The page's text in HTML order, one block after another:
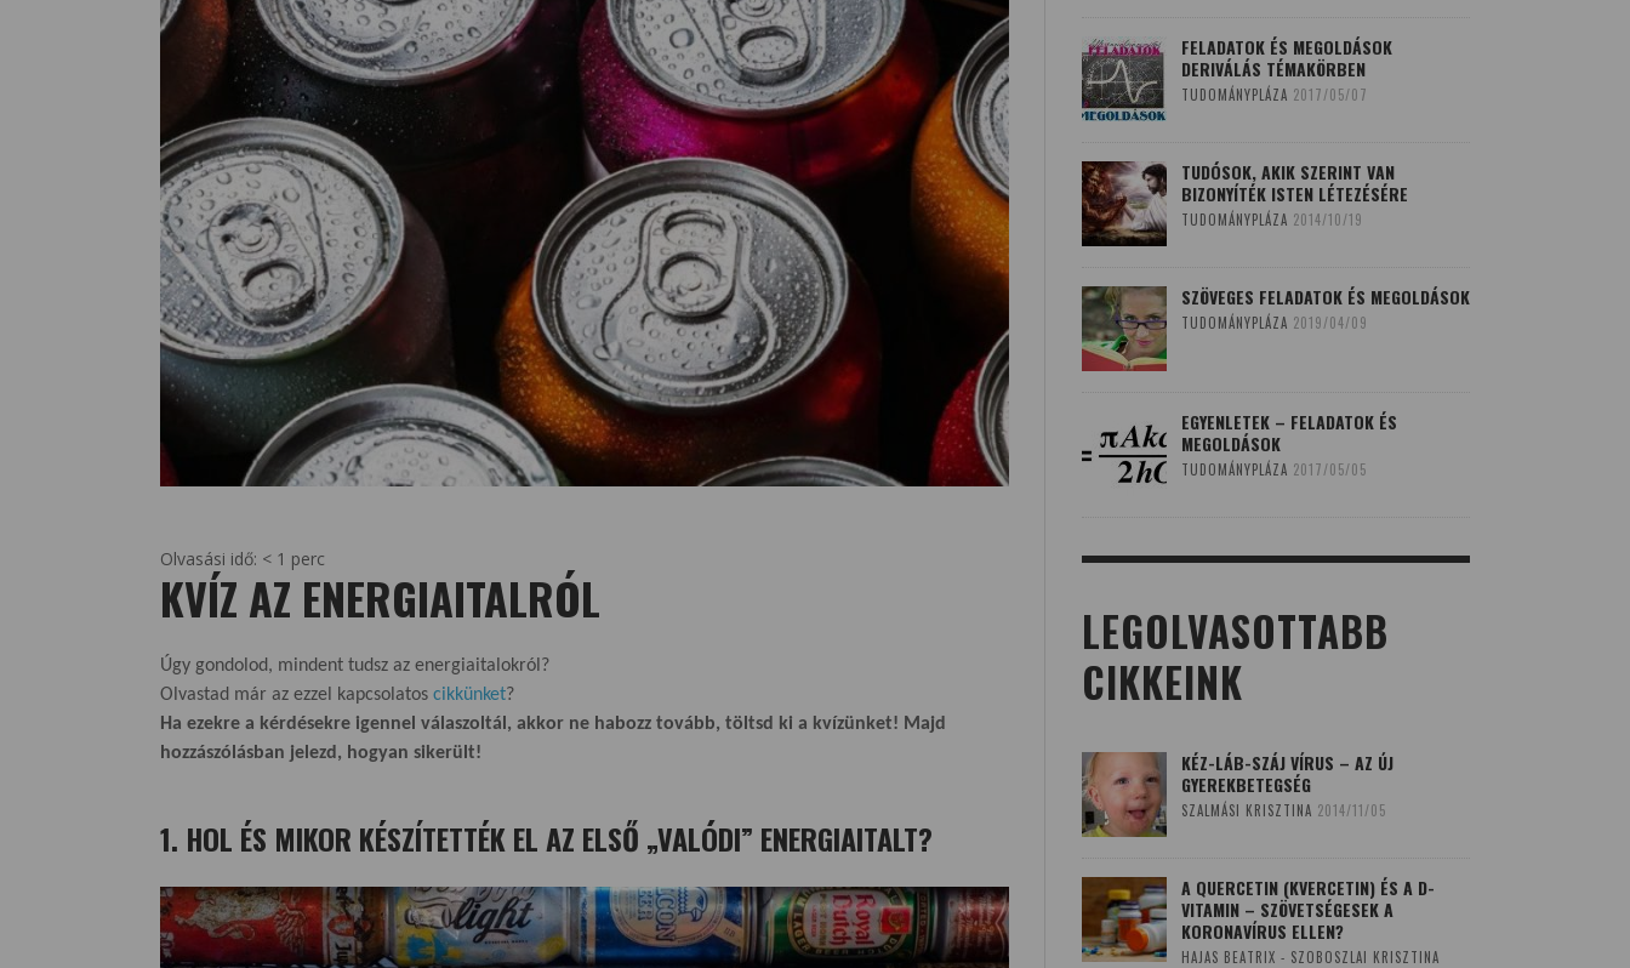
Olvasási idő: < 1 perc
KVÍZ AZ ENERGIAITALRÓL
Úgy gondolod, mindent tudsz az energiaitalokról?
Olvastad már az ezzel kapcsolatos cikkünket?
Ha ezekre a kérdésekre igennel válaszoltál, akkor ne habozz tovább, töltsd ki a kvízünket! Majd
hozzászólásban jelezd, hogyan sikerült!
1. HOL ÉS MIKOR KÉSZÍTETTÉK EL AZ ELSŐ „VALÓDI” ENERGIAITALT?
FELADATOK ÉS MEGOLDÁSOK
DERIVÁLÁS TÉMAKÖRBEN
TUDOMÁNYPLÁZA 2017/05/07
TUDÓSOK, AKIK SZERINT VAN
BIZONYÍTÉK ISTEN LÉTEZÉSÉRE
TUDOMÁNYPLÁZA 2014/10/19
SZÖVEGES FELADATOK ÉS MEGOLDÁSOK
TUDOMÁNYPLÁZA 2019/04/09
EGYENLETEK – FELADATOK ÉS
MEGOLDÁSOK
TUDOMÁNYPLÁZA 2017/05/05
LEGOLVASOTTABB
CIKKEINK
KÉZ-LÁB-SZÁJ VÍRUS – AZ ÚJ
GYEREKBETEGSÉG
SZALMÁSI KRISZTINA 2014/11/05
A QUERCETIN (KVERCETIN) ÉS A D-
VITAMIN – SZÖVETSÉGESEK A
KORONAVÍRUS ELLEN?
HAJAS BEATRIX - SZOBOSZLAI KRISZTINA